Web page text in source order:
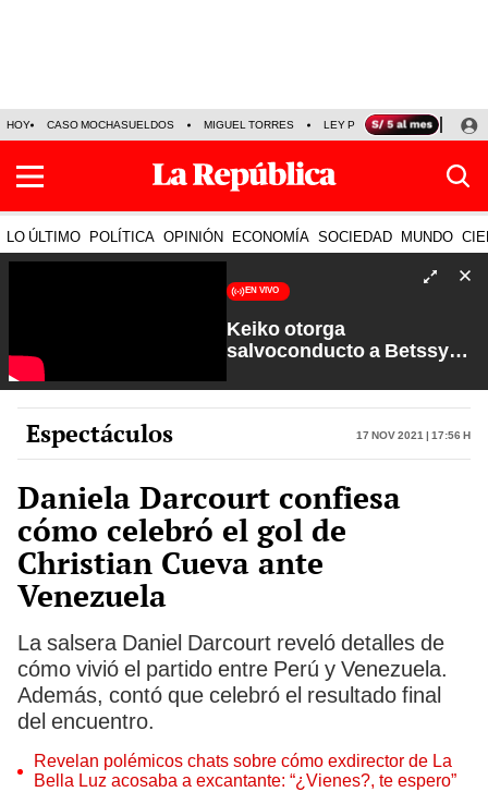
HOY CASO MOCHASUELDOS MIGUEL TORRES LEY PULPÍN PRECIO DEL
LO ÚLTIMO POLÍTICA OPINIÓN ECONOMÍA SOCIEDAD MUNDO
EN VIVO
Keiko otorga
salvoconducto a Betssy
Petroperú | Sin Guion con
Rosa María Palacios
Espectáculos 17 Nov 2021 | 17:56 h
Daniela Darcourt confiesa
cómo celebró el gol de
Christian Cueva ante
Venezuela
La salsera Daniel Darcourt reveló detalles de
cómo vivió el partido entre Perú y Venezuela.
Además, contó que celebró el resultado final
del encuentro.
Revelan polémicos chats sobre cómo exdirector de La
Bella Luz acosaba a excantante: “¿Vienes?, te espero”